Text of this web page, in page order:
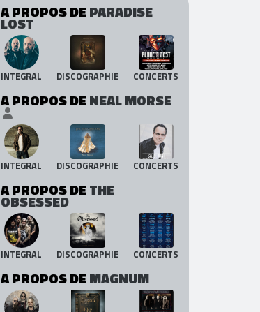
A PROPOS DEPARADISE
LOST
INTEGRAL DISCOGRAPHIE CONCERTS
A PROPOS DENEAL MORSE
INTEGRAL DISCOGRAPHIE CONCERTS
A PROPOS DETHE
OBSESSED
INTEGRAL DISCOGRAPHIE CONCERTS
A PROPOS DEMAGNUM